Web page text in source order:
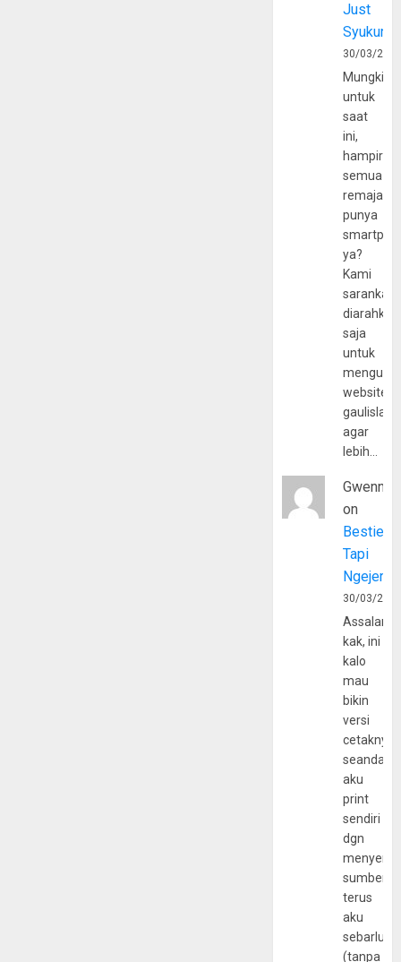
Just
Syukur
30/03/
Mungkin
untuk
saat
ini,
hampir
semua
remaja
punya
ya?
Kami
sarankan,
diarahkan
saja
untuk
website
agar
lebih…
Gwenny
on
Bestie
Tapi
30/03/
kak, ini
kalo
mau
bikin
versi
cetaknya
aku
print
sendiri
dgn
sumber
terus
aku
(tanpa